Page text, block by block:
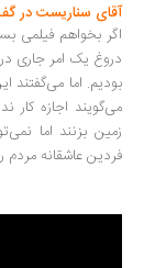
آقای سناریست در
اگر بخواهم فیلمی
دروغ یک امر جاری
بودیم. اما
می‌گویند اجازه کار
زمین بزنند اما
فردین عاشقانه